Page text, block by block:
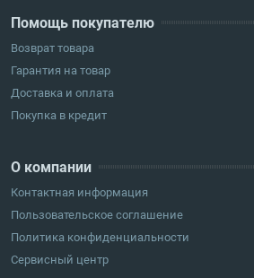
Помощь покупателю
Возврат товара
Гарантия на товар
Доставка и оплата
Покупка в кредит
О компании
Контактная информация
Пользовательское соглашение
Политика конфиденциальности
Сервисный центр